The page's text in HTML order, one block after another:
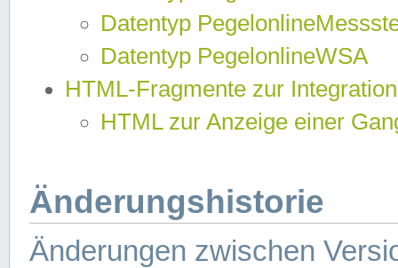
Datentyp
Datentyp PegelonlineWSA
HTML-Fragmente zur
HTML zur Anzeige einer
Änderungshistorie
Änderungen zwischen